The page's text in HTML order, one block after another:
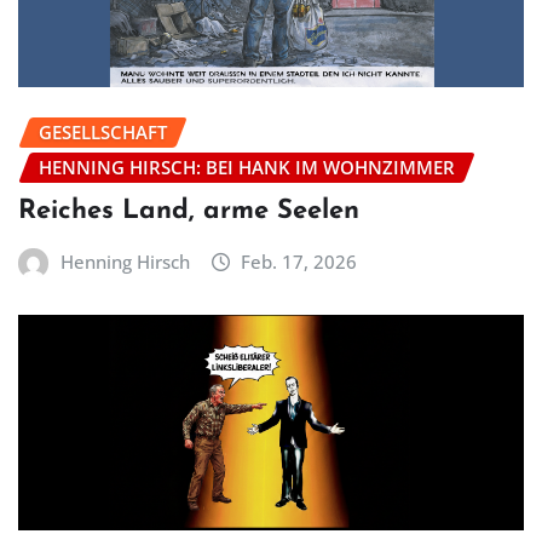
GESELLSCHAFT
HENNING HIRSCH: BEI HANK IM WOHNZIMMER
Reiches Land, arme Seelen
Henning Hirsch Feb. 17, 2026